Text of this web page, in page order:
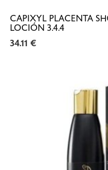
CAPIXYL PLACENTA
LOCIÓN 3.4.4
34.11 €